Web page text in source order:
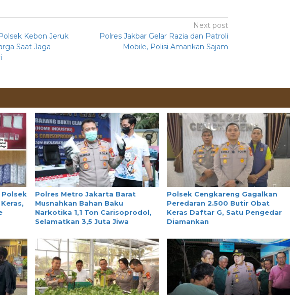
Kebon Jeruk
Saat Jaga
Next post
Polres Jakbar Gelar Razia dan Patroli
Mobile, Polisi Amankan Sajam
Polres Metro Jakarta Barat
Musnahkan Bahan Baku
Narkotika 1,1 Ton Carisoprodol,
Selamatkan 3,5 Juta Jiwa
Polsek Cengkareng Gagalkan
Peredaran 2.500 Butir Obat
Keras Daftar G, Satu Pengedar
Diamankan